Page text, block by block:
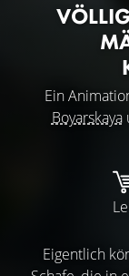
Ein
Boyarskaya
Eigentlich